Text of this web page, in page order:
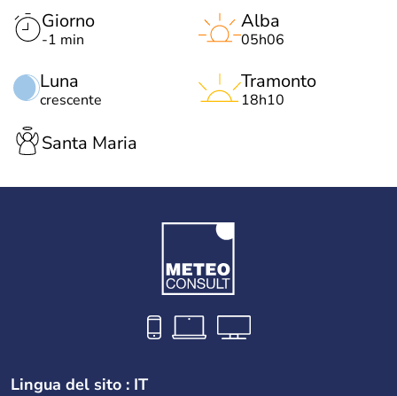
Giorno
-1 min
Luna
crescente
Alba
05h06
Tramonto
18h10
Santa Maria
Lingua del sito : IT